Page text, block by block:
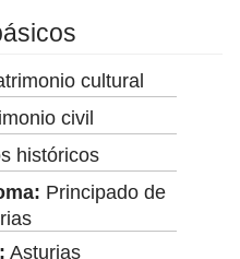
cultural
civil
históricos
Principado de
Asturias